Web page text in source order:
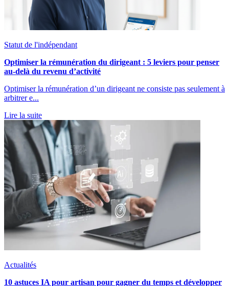
Statut de l'indépendant
Optimiser la rémunération du dirigeant : 5 leviers pour penser
au-delà du revenu d’activité
Optimiser la rémunération d’un dirigeant ne consiste pas seulement à
arbitrer e...
Lire la suite
Actualités
10 astuces IA pour artisan pour gagner du temps et développer